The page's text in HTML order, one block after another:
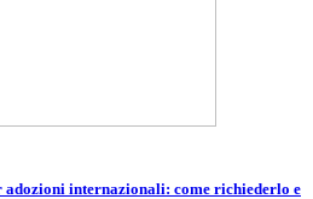
adozioni internazionali: come richiederlo e